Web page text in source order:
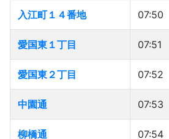
入江町１４番地 07:50
愛国東１丁目 07:51
愛国東２丁目 07:52
中園通 07:53
柳橋通 07:54
入江町１４番地
愛国東１丁目
愛国東２丁目
中園通
柳橋通